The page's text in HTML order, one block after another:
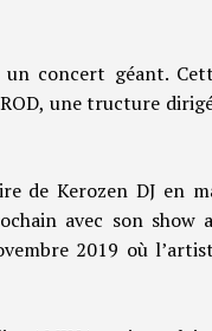
concert géant.
une tructure
de Kerozen DJ en
avec son show
2019 où